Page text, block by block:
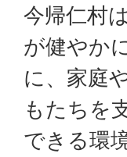
今帰仁村
が健やか
に、家庭
もたちを
できる環